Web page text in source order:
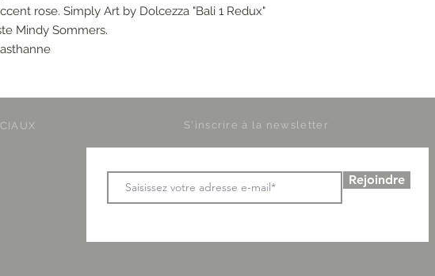
rose. Simply Art by Dolcezza "Bali 1 Redux"
Mindy Sommers.
S'inscrire à la newsletter
Rejoindre